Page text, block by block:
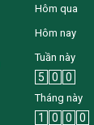
Hôm qua
Hôm nay
Tuần này
5 0 0
Tháng này
1 0 0 0